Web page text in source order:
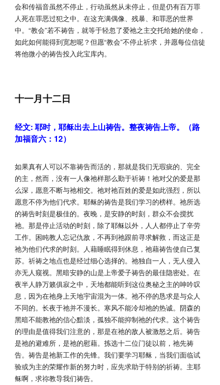
会和传福音虽然不停止，行动虽然从未停止，但是仍有百万罪
人死在罪恶过犯之中。在这充满偶像、残暴、和罪恶的世界
中。“教会”若不祷告，就等于轻忽了爱祂之主交托给她的使命，
如此如何能得到宽恕呢？但愿“教会”不停止祈求，并愿每位信徒
将他微小的祷告投入此宝库内。
十一月十二日
经文: 耶时，耶稣出去上山祷告。整夜祷告上帝。（路
加福音六：12）
如果真有人可以不靠祷告而活的，那就是我们无瑕疵的、完全
的主，然而，没有一人像祂样那么勤于祈祷！祂对父的爱是那
么深，愿意不断与祂相交。祂对祂百姓的爱是如此强烈，所以
愿意不停为他们代求。耶稣的祷告是我们学习的榜样。祂所选
的祷告时刻是极佳的。夜晚，是安静的时刻，群众不会搅扰
祂。那是停止活动的时刻，除了耶稣以外，人人都停止了辛劳
工作。困盹教人忘记仇敌，不再到祂跟前寻求解救，而这正是
祂为他们代求的时刻。人藉睡眠得到休息，祂藉祷告使自己复
苏。祈祷之地点也是经过细心选择的。祂独自一人，无人侵入
亦无人窥视。黑暗安静的山是上帝爱子祷告的最佳隐密处。在
夜半人静万籁俱寂之中，天地都能听到这位奥秘之主的呻吟叹
息，因为在祂身上天地宇宙混为一体。祂不停的恳求是与众人
不同的。长夜于祂并不漫长。寒风不能冷却祂的热诚。阴森的
黑暗不能教祂的信心黯淡，孤独不能抑制祂的代求。这个祷告
的理由是值得我们注意的，那是在祂的敌人被激怒之后。祷告
是祂的避难所，是祂的慰藉。拣选十二位门徒以前，祂先祷
告。祷告是祂新工作的先锋。我们要学习耶稣，当我们面临试
验或为主的荣耀作新的努力时，应先求助于特别的祈祷。主耶
稣啊，求祢教导我们祷告。